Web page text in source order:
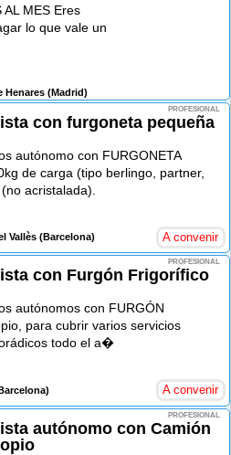
AL MES Eres
lo que vale un
Henares (Madrid)
PROFESIONAL
con furgoneta pequeña
autónomo con FURGONETA
de carga (tipo berlingo, partner,
acristalada).
Vallès (Barcelona) A convenir
PROFESIONAL
con Furgón Frigorífico
autónomos con FURGÓN
para cubrir varios servicios
todo el a�
A convenir
PROFESIONAL
autónomo con Camión